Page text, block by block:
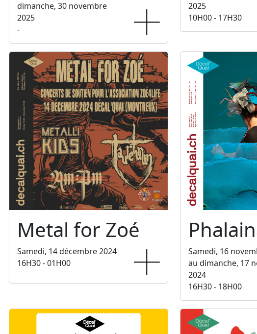
dimanche, 30 novembre
2025
-
2025
10H00 - 17H30
Metal for Zoé
Samedi, 14 décembre 2024
16H30 - 01H00
Samedi, 16
au dimanche, 17
2024
16H30 - 18H00